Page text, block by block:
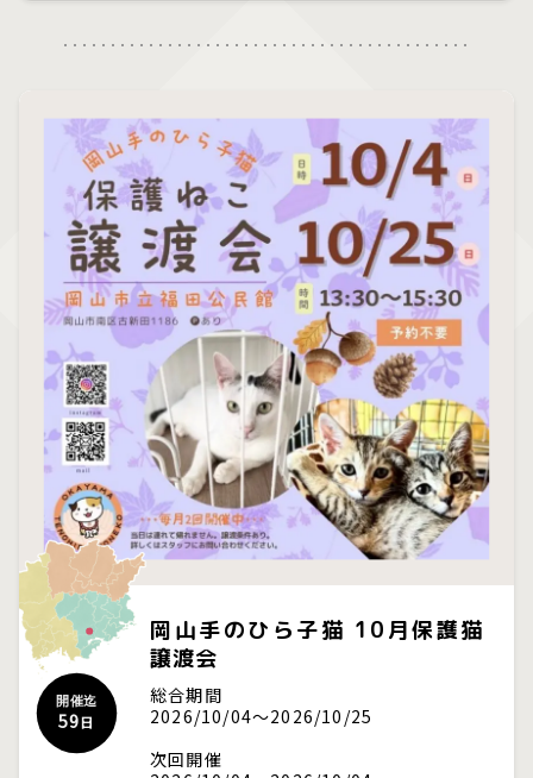
岡山手のひら子猫 10月保護猫
譲渡会
開催迄
59日
総合期間
2026/10/04～2026/10/25
次回開催